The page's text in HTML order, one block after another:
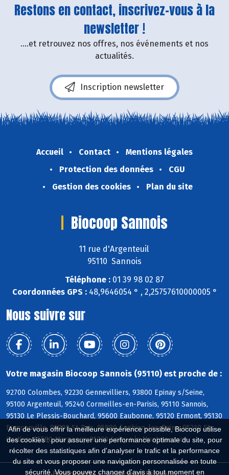
Afin de vous offrir la meilleure expérience possible, Biocoop utilise
des cookies : pour assurer une performance optimale du site, pour
récolter des statistiques afin d'analyser le trafic et la performance
du site et vous proposer une navigation personnalisée en toute
sécurité. Vous pouvez changer d'avis à tout moment en
Restons en contact, inscrivez-vous à la
newsletter !
....et retrouvez nos offres, nos événements et nos
actualités.
Inscription newsletter
Accueil Contact
Mentions légales
Protection des données
CGU
Gestion des cookies
Plan du site
Biocoop Sannois
11 rue d'Argenteuil
95110 Sannois
Téléphone : 01 39 98 02 87
Coordonnées GPS :48,9646054 ° , 2,25757610000005 °
Nous suivre sur
Votre magasin Biocoop Sannois (95110) est proche de :
92700 Colombes, 92230 Gennevilliers, 93800 Epinay s/Seine,
95100 Argenteuil, 95240 Cormeilles-en-Parisis, 95110 Sannois,
95130 Le Plessis-Bouchard, 95600 Eaubonne, 95120 Ermont, 95130
Franconville, 95390 St-Prix, 95880 Enghien-les-Bains, 95210 St-
Gratien, 95580 Margency, 95230 Soisy s/s Montmorency